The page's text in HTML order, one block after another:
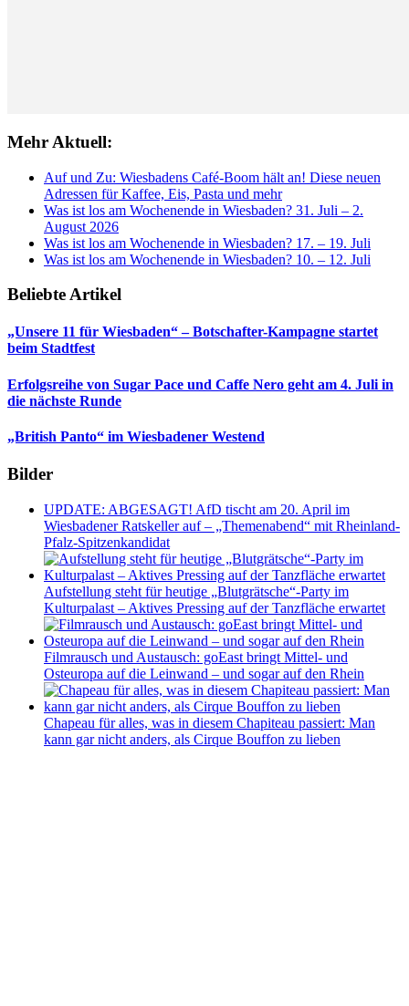
Mehr Aktuell:
Auf und Zu: Wiesbadens Café-Boom hält an! Diese neuen
Adressen für Kaffee, Eis, Pasta und mehr
Was ist los am Wochenende in Wiesbaden? 31. Juli – 2.
August 2026
Was ist los am Wochenende in Wiesbaden? 17. – 19. Juli
Was ist los am Wochenende in Wiesbaden? 10. – 12. Juli
Beliebte Artikel
„Unsere 11 für Wiesbaden“ – Botschafter-Kampagne startet
beim Stadtfest
Erfolgsreihe von Sugar Pace und Caffe Nero geht am 4. Juli in
die nächste Runde
„British Panto“ im Wiesbadener Westend
Bilder
UPDATE: ABGESAGT! AfD tischt am 20. April im
Wiesbadener Ratskeller auf – „Themenabend“ mit Rheinland-
Pfalz-Spitzenkandidat
Aufstellung steht für heutige „Blutgrätsche“-Party im
Kulturpalast – Aktives Pressing auf der Tanzfläche erwartet
Filmrausch und Austausch: goEast bringt Mittel- und
Osteuropa auf die Leinwand – und sogar auf den Rhein
Chapeau für alles, was in diesem Chapiteau passiert: Man
kann gar nicht anders, als Cirque Bouffon zu lieben